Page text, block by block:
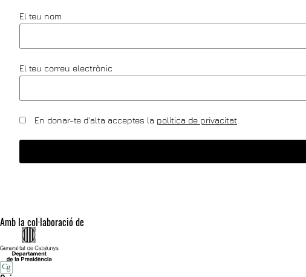
El teu nom
El teu correu electrònic
En donar-te d'alta acceptes la política de privacitat
Amb la col·laboració de